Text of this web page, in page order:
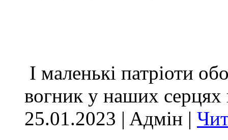
І маленькі патріоти
вогник у наших серцях
25.01.2023 | Aдмін |